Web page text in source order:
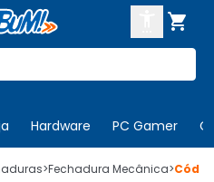

Hardware PC Gamer
>Fechadura Mecânica>